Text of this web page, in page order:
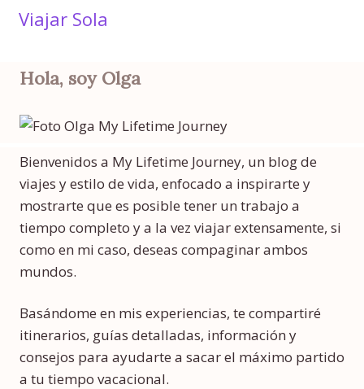
Viajar Sola
Hola, soy Olga
Bienvenidos a My Lifetime Journey, un blog de
viajes y estilo de vida, enfocado a inspirarte y
mostrarte que es posible tener un trabajo a
tiempo completo y a la vez viajar extensamente, si
como en mi caso, deseas compaginar ambos
mundos.
Basándome en mis experiencias, te compartiré
itinerarios, guías detalladas, información y
consejos para ayudarte a sacar el máximo partido
a tu tiempo vacacional.